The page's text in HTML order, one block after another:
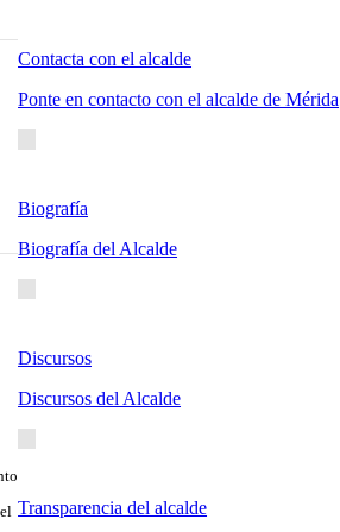
Contacta con el alcalde
Ponte en contacto con el alcalde de Mérida
Biografía
Biografía del Alcalde
Discursos
Discursos del Alcalde
Transparencia del alcalde